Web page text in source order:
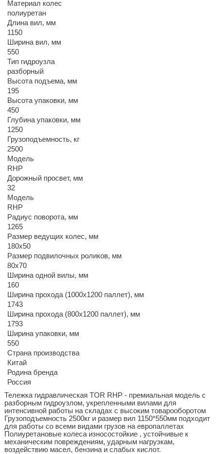
Материал колес
полиуретан
Длина вил, мм
1150
Ширина вил, мм
550
Тип гидроузла
разборный
Высота подъема, мм
195
Высота упаковки, мм
450
Глубина упаковки, мм
1250
Грузоподъемность, кг
2500
Модель
RHP
Дорожный просвет, мм
32
Модель
RHP
Радиус поворота, мм
1265
Размер ведущих колес, мм
180х50
Размер подвилочных роликов, мм
80х70
Ширина одной вилы, мм
160
Ширина прохода (1000х1200 паллет), мм
1743
Ширина прохода (800х1200 паллет), мм
1793
Ширина упаковки, мм
550
Страна производства
Китай
Родина бренда
Россия
Тележка гидравлическая TOR RHP - премиальная модель с
разборным гидроузлом, укрепленными вилами для
интенсивной работы на складах с высоким товарооборотом
Грузоподъемность 2500кг и размер вил 1150*550мм подходит
для работы со всеми видами грузов на европаллетах
Полиуретановые колеса износостойкие , устойчивые к
механическим повреждениям, ударным нагрузкам,
воздействию масел, бензина и слабых кислот.